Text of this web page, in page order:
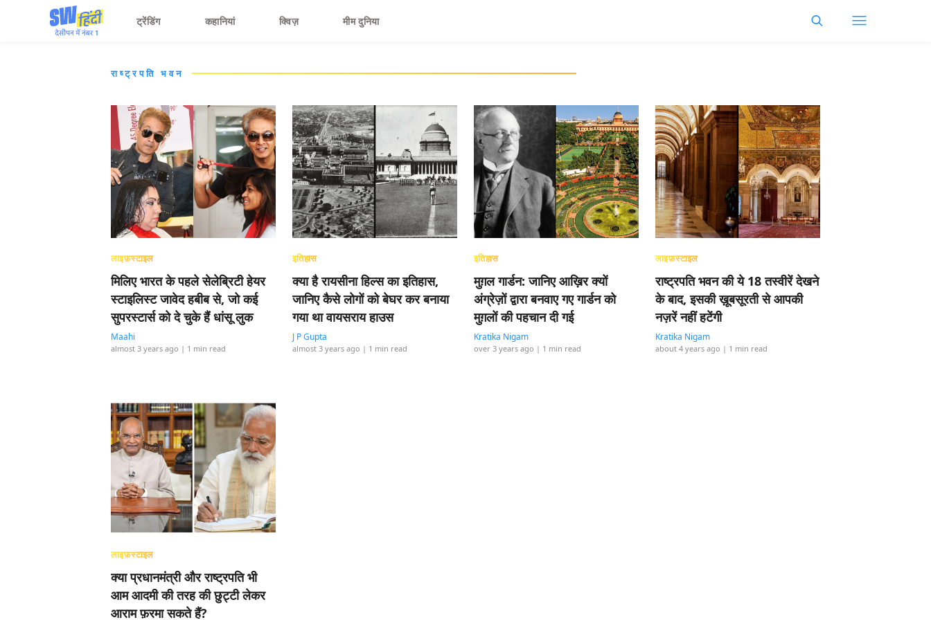
ट्रेंडिंग कहानियां क्विज़ मीम दुनिया
राष्ट्रपति भवन
लाइफ़स्टाइल
मिलिए भारत के पहले सेलेब्रिटी हेयर
स्टाइलिस्ट जावेद हबीब से, जो कई
सुपरस्टार्स को दे चुके हैं धांसू लुक
Maahi
almost 3 years ago | 1 min read
इतिहास
क्या है रायसीना हिल्स का इतिहास,
जानिए कैसे लोगों को बेघर कर बनाया
गया था वायसराय हाउस
J P Gupta
almost 3 years ago | 1 min read
इतिहास
मुग़ल गार्डन: जानिए आख़िर क्यों
अंग्रेज़ों द्वारा बनवाए गए गार्डन को
मुग़लों की पहचान दी गई
Kratika Nigam
over 3 years ago | 1 min read
लाइफ़स्टाइल
राष्ट्रपति भवन की ये 18 तस्वीरें देखने
के बाद, इसकी ख़ूबसूरती से आपकी
नज़रें नहीं हटेंगी
Kratika Nigam
about 4 years ago | 1 min read
लाइफ़स्टाइल
क्या प्रधानमंत्री और राष्ट्रपति भी
आम आदमी की तरह की छुट्टी लेकर
आराम फ़रमा सकते हैं?